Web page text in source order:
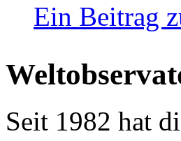
Ein Beitrag
Seit 1982 hat